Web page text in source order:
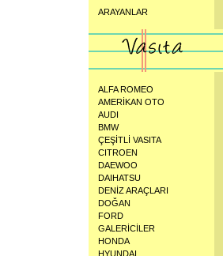
ARAYANLAR
ALFA ROMEO
AMERİKAN OTO
AUDI
BMW
ÇEŞİTLİ VASITA
CITROEN
DAEWOO
DAIHATSU
DENİZ ARAÇLARI
DOĞAN
FORD
GALERİCİLER
HONDA
HYUNDAI